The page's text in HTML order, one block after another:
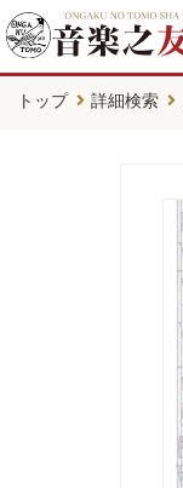
トップ 詳細検索